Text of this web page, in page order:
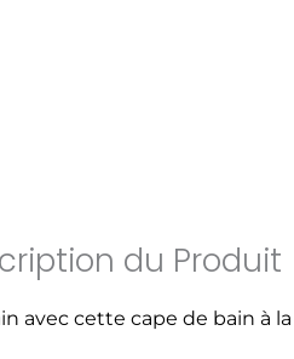
du Produit
avec cette cape de bain à